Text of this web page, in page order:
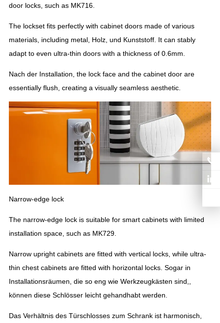
door locks, such as MK716.
The lockset fits perfectly with cabinet doors made of various
materials, including metal, Holz, und Kunststoff. It can stably
adapt to even ultra-thin doors with a thickness of 0.6mm
Nach der Installation, the lock face and the cabinet door are
essentially flush creating a visually seamless aesthetic.
Narrow-edge lock
The narrow-edge lock is suitable for smart cabinets with limited
installation space, such as MK729.
Narrow upright cabinets are fitted with vertical locks, while ultra-
thin chest cabinets are fitted with horizontal locks. Sogar in
Installationsräumen, die so eng wie Werkzeugkästen sind,,
können diese Schlösser leicht gehandhabt werden.
Das Verhältnis des Türschlosses zum Schrank ist harmonisch,